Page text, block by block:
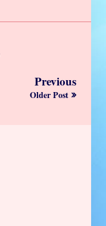
Previous
Older Post